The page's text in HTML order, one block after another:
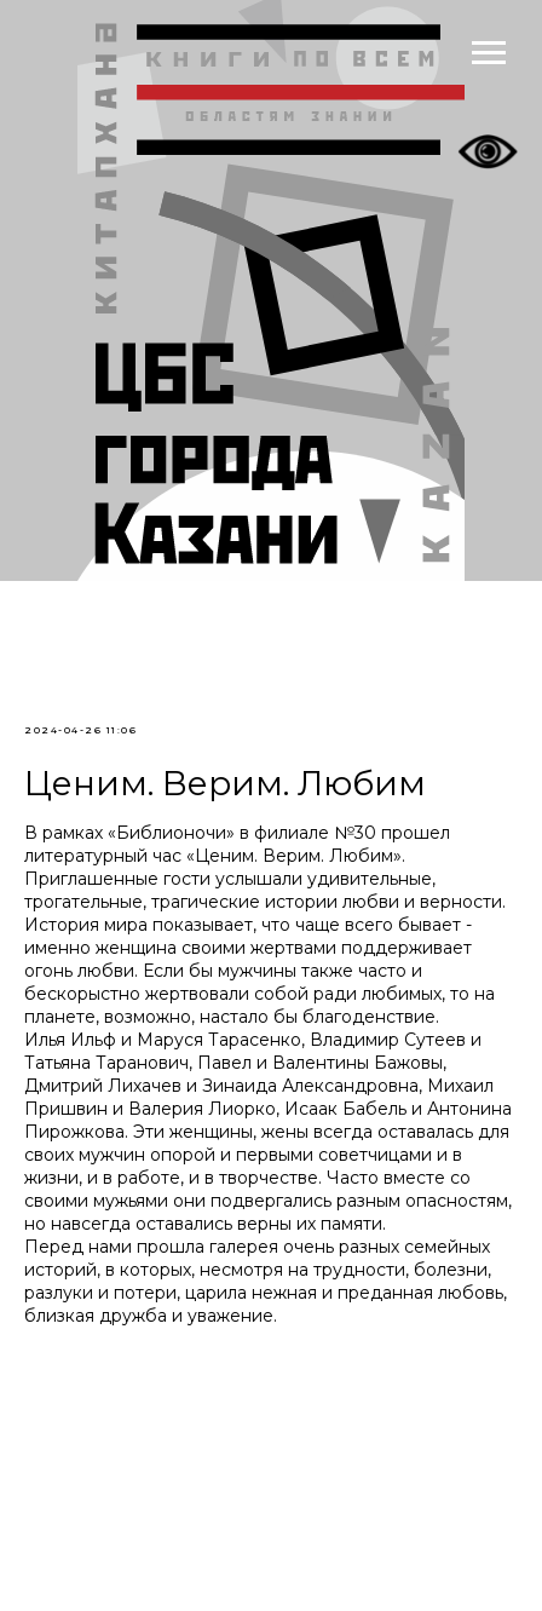
2024-04-26 11:06
Ценим. Верим. Любим
В рамках «Библионочи» в филиале №30 прошел
литературный час «Ценим. Верим. Любим».
Приглашенные гости услышали удивительные,
трогательные, трагические истории любви и верности.
История мира показывает, что чаще всего бывает -
именно женщина своими жертвами поддерживает
огонь любви. Если бы мужчины также часто и
бескорыстно жертвовали собой ради любимых, то на
планете, возможно, настало бы благоденствие.
Илья Ильф и Маруся Тарасенко, Владимир Сутеев и
Татьяна Таранович, Павел и Валентины Бажовы,
Дмитрий Лихачев и Зинаида Александровна, Михаил
Пришвин и Валерия Лиорко, Исаак Бабель и Антонина
Пирожкова. Эти женщины, жены всегда оставалась для
своих мужчин опорой и первыми советчицами и в
жизни, и в работе, и в творчестве. Часто вместе со
своими мужьями они подвергались разным опасностям,
но навсегда оставались верны их памяти.
Перед нами прошла галерея очень разных семейных
историй, в которых, несмотря на трудности, болезни,
разлуки и потери, царила нежная и преданная любовь,
близкая дружба и уважение.